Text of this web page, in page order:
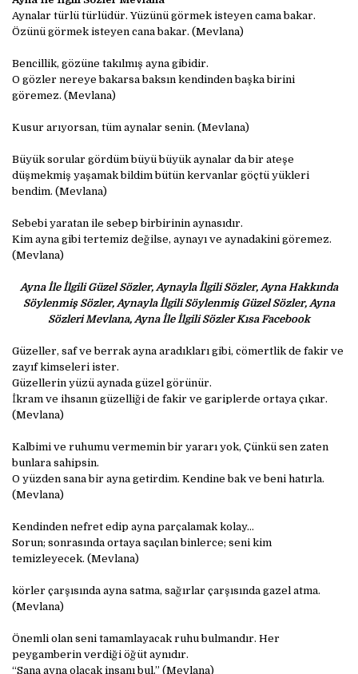
Aynalar türlü türlüdür. Yüzünü görmek isteyen cama bakar.
Özünü görmek isteyen cana bakar. (Mevlana)
Bencillik, gözüne takılmış ayna gibidir.
O gözler nereye bakarsa baksın kendinden başka birini
göremez. (Mevlana)
Kusur arıyorsan, tüm aynalar senin. (Mevlana)
Büyük sorular gördüm büyü büyük aynalar da bir ateşe
düşmekmiş yaşamak bildim bütün kervanlar göçtü yükleri
bendim. (Mevlana)
Sebebi yaratan ile sebep birbirinin aynasıdır.
Kim ayna gibi tertemiz değilse, aynayı ve aynadakini göremez.
(Mevlana)
Ayna İle İlgili Güzel Sözler, Aynayla İlgili Sözler, Ayna Hakkında
Söylenmiş Sözler, Aynayla İlgili Söylenmiş Güzel Sözler, Ayna
Sözleri Mevlana, Ayna İle İlgili Sözler Kısa Facebook
Güzeller, saf ve berrak ayna aradıkları gibi, cömertlik de fakir ve
zayıf kimseleri ister.
Güzellerin yüzü aynada güzel görünür.
İkram ve ihsanın güzelliği de fakir ve gariplerde ortaya çıkar.
(Mevlana)
Kalbimi ve ruhumu vermemin bir yararı yok, Çünkü sen zaten
bunlara sahipsin.
O yüzden sana bir ayna getirdim. Kendine bak ve beni hatırla.
(Mevlana)
Kendinden nefret edip ayna parçalamak kolay…
Sorun; sonrasında ortaya saçılan binlerce; seni kim
temizleyecek. (Mevlana)
körler çarşısında ayna satma, sağırlar çarşısında gazel atma.
(Mevlana)
Önemli olan seni tamamlayacak ruhu bulmandır. Her
peygamberin verdiği öğüt aynıdır.
“Sana ayna olacak insanı bul.” (Mevlana)